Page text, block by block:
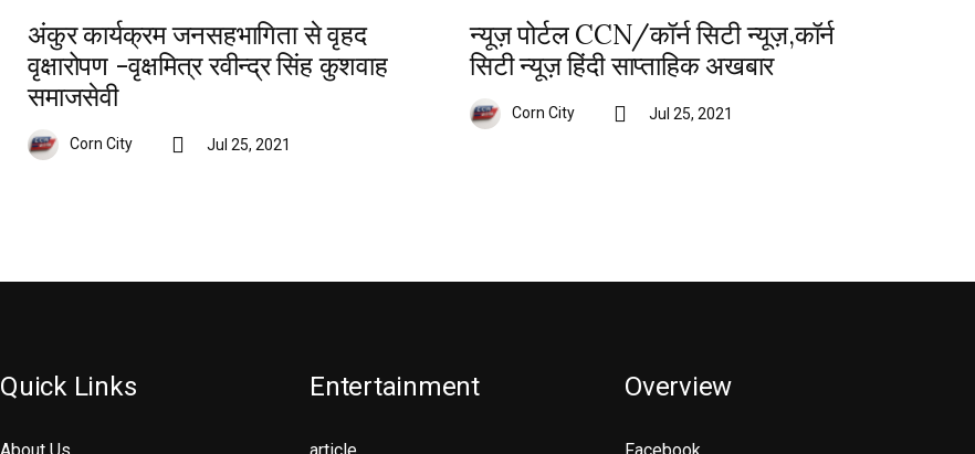
अंकुर कार्यक्रम जनसहभागिता से वृहद
वृक्षारोपण -वृक्षमित्र रवीन्द्र सिंह कुशवाह
समाजसेवी
Corn City Jul 25, 2021
न्यूज़ पोर्टल CCN/कॉर्न सिटी न्यूज़,कॉर्न
सिटी न्यूज़ हिंदी साप्ताहिक अखबार
Corn City Jul 25, 2021
Quick Links Entertainment Overview